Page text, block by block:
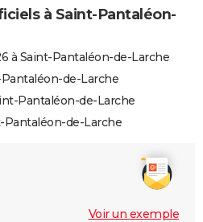
à Saint-Pantaléon-
à Saint-Pantaléon-de-Larche
de-Larche
Pantaléon-de-Larche
Pantaléon-de-Larche
Voir un exemple